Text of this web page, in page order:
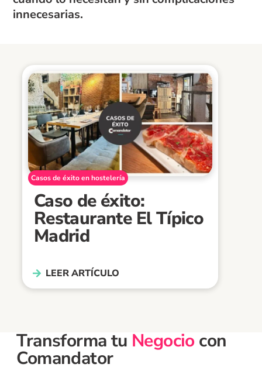
innecesarias.
Casos de éxito en hostelería
Caso de éxito:
Restaurante El Típico
Madrid
LEER ARTÍCULO
Transforma tu Negociocon
Comandator